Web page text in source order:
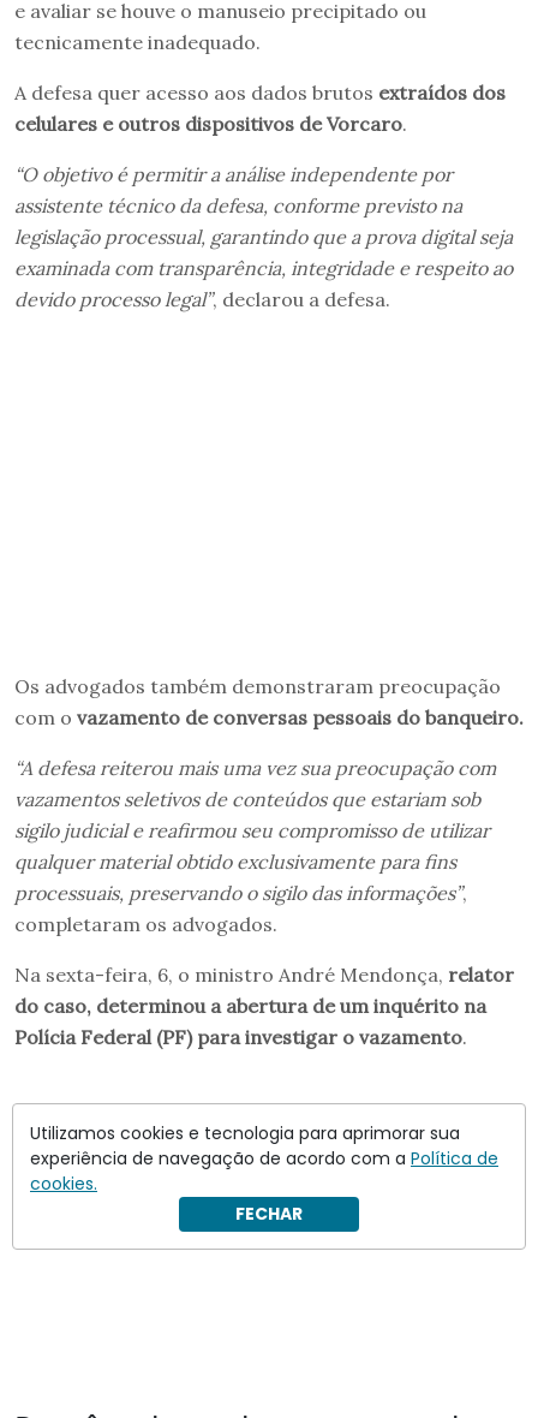
e avaliar se houve o manuseio precipitado ou
tecnicamente inadequado.
A defesa quer acesso aos dados brutos extraídos dos
celulares e outros dispositivos de Vorcaro.
“O objetivo é permitir a análise independente por
assistente técnico da defesa, conforme previsto na
legislação processual, garantindo que a prova digital seja
examinada com transparência, integridade e respeito ao
devido processo legal”, declarou a defesa.
Os advogados também demonstraram preocupação
com o vazamento de conversas pessoais do banqueiro.
“A defesa reiterou mais uma vez sua preocupação com
vazamentos seletivos de conteúdos que estariam sob
sigilo judicial e reafirmou seu compromisso de utilizar
qualquer material obtido exclusivamente para fins
processuais, preservando o sigilo das informações”,
completaram os advogados.
Na sexta-feira, 6, o ministro André Mendonça, relator
do caso, determinou a abertura de um inquérito na
Polícia Federal (PF) para investigar o vazamento.
Utilizamos cookies e tecnologia para aprimorar sua
experiência de navegação de acordo com a Política de
cookies.
FECHAR